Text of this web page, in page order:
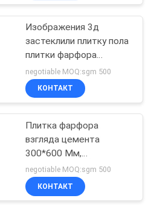
цемента
Изображения 3д
застеклили плитку пола
плитки фарфора
взгляда Семенакакт
внутреннюю
керамическую
negotiable MOQ:sgm 500
КОНТАКТ
Плитка фарфора
взгляда цемента
300*600 Мм,
имитированная плитка
фарфора травертина
взгляда
negotiable MOQ:sgm 500
КОНТАКТ